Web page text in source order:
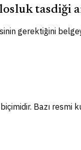
tasdiği
gerektiğini
Bazı resmi